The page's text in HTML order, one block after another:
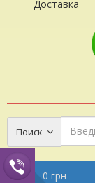
Доставка
Поиск
0 грн